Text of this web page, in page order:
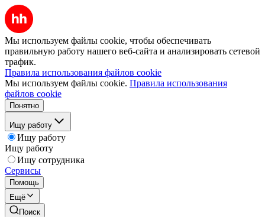
Мы используем файлы cookie, чтобы обеспечивать
правильную работу нашего веб-сайта и анализировать сетевой
трафик.
Правила использования файлов cookie
Мы используем файлы cookie. Правила использования
файлов cookie
Понятно
Ищу работу
Ищу работу
Ищу работу
Ищу сотрудника
Сервисы
Помощь
Ещё
Поиск